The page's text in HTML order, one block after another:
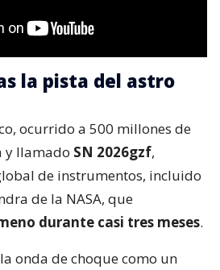
la pista del astro
ocurrido a 500 millones de
y llamado SN 2026gzf,
de instrumentos, incluido
de la NASA, que
durante casi tres meses.
onda de choque como un